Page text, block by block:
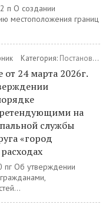
п О создании
местоположения границ
Категория: Постановления
от 24 марта 2026г.
на
службы
«город
пг Об утверждении